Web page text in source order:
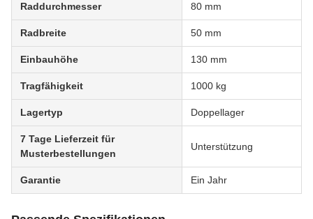
Raddurchmesser 80 mm
Radbreite 50 mm
Einbauhöhe 130 mm
Tragfähigkeit 1000 kg
Lagertyp Doppellager
7 Tage Lieferzeit für
Musterbestellungen
Unterstützung
Garantie Ein Jahr